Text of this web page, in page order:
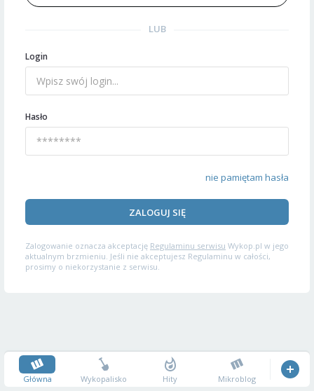
LUB
Login
Hasło
nie pamiętam hasła
ZALOGUJ SIĘ
Zalogowanie oznacza akceptację Regulaminu serwisu Wykop.pl w jego
aktualnym brzmieniu. Jeśli nie akceptujesz Regulaminu w całości,
prosimy o niekorzystanie z serwisu.
Główna Wykopalisko Hity Mikroblog